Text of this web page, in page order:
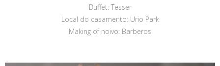
Buffet: Tesser
Local do casamento: Urio Park
Making of noivo: Barberos